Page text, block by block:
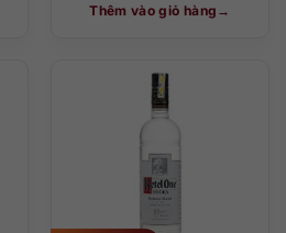
Thêm vào giỏ hàng